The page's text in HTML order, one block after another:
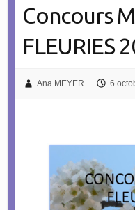
Concours
FLEURIES
Ana MEYER 6